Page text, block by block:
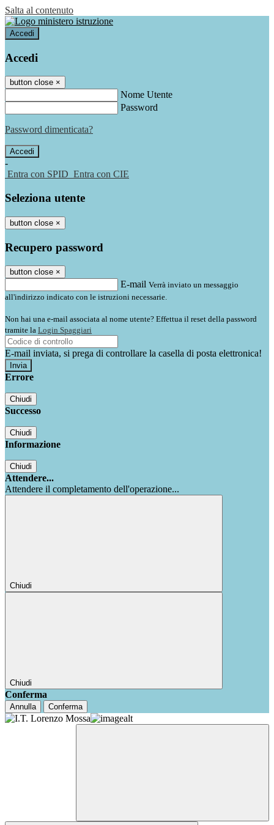
Salta al contenuto
Accedi
Accedi
button close ×
Nome Utente
Password
Password dimenticata?
-
Entra con SPID Entra con CIE
Seleziona utente
button close ×
Recupero password
button close ×
E-mail Verrà inviato un messaggio
all'indirizzo indicato con le istruzioni necessarie.
Non hai una e-mail associata al nome utente? Effettua il reset della password
tramite la Login Spaggiari
E-mail inviata, si prega di controllare la casella di posta elettronica!
Errore
Chiudi
Successo
Chiudi
Informazione
Chiudi
Attendere...
Attendere il completamento dell'operazione...
Chiudi
Chiudi
Conferma
Annulla Conferma